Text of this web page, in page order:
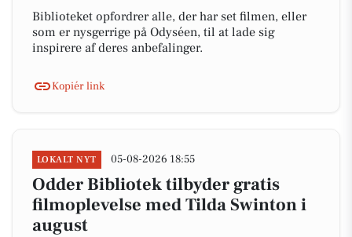
Biblioteket opfordrer alle, der har set filmen, eller
som er nysgerrige på Odyséen, til at lade sig
inspirere af deres anbefalinger.
Kopiér link
LOKALT NYT 05-08-2026 18:55
Odder Bibliotek tilbyder gratis
filmoplevelse med Tilda Swinton i
august